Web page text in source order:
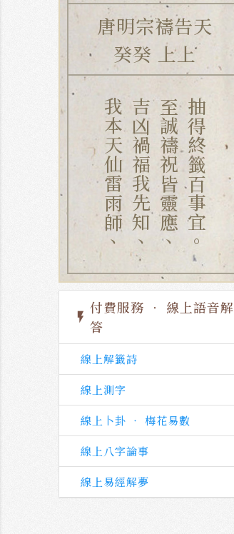
唐明宗禱告天
癸癸 上上
我本天仙雷雨師、吉凶禍福我先知、至誠禱祝皆靈應、抽得終籤百事宜。
flash_on
付費服務 ‧ 線上語音解
答
線上解籤詩
線上測字
線上卜卦 ‧ 梅花易數
線上八字論事
線上易經解夢